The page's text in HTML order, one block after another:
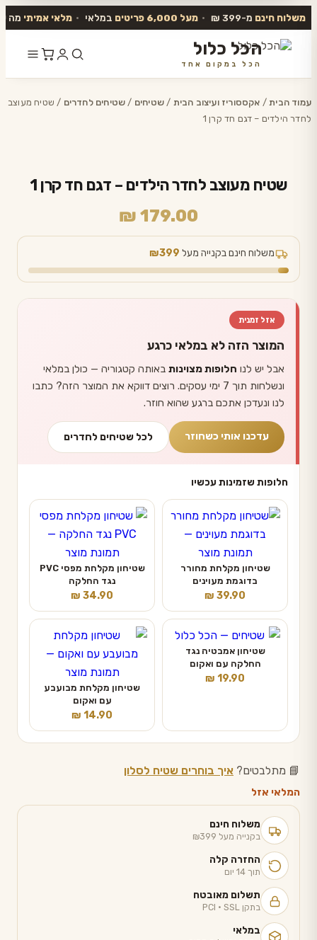
משלוח חינם מ-399 ₪ • מעל 6,000 פריטים במלאי • מלאי אמיתי מה
הכל כלול
הכל במקום אחד
לתוכן
עמוד הבית/ אקססוריז ועיצוב הבית /שטיחים / שטיחים לחדרים / שטיח מעוצב
לחדר הילדים – דגם חד קרן 1
שטיח מעוצב לחדר הילדים – דגם חד קרן 1
₪ 179.00
משלוח חינם בקנייה מעל ₪399
אזל זמנית
המוצר הזה לא במלאי כרגע
אבל יש לנו חלופות מצוינות באותה קטגוריה — כולן במלאי
ונשלחות תוך 7 ימי עסקים. רוצים דווקא את המוצר הזה? כתבו
לנו ונעדכן אתכם ברגע שהוא חוזר.
עדכנו אותי כשחוזר לכל שטיחים לחדרים
חלופות שזמינות עכשיו
שטיחון מקלחת מחורר
בדוגמת מעוינים
₪ 39.90
שטיחון מקלחת מפסי PVC
נגד החלקה
₪ 34.90
שטיחון אמבטיה נגד
החלקה עם ואקום
₪ 19.90
שטיחון מקלחת מבועבע
עם ואקום
₪ 14.90
📘 מתלבטים? איך בוחרים שטיח לסלון
המלאי אזל
משלוח חינם
בקנייה מעל ₪399
החזרה קלה
תוך 14 יום
תשלום מאובטח
בתקן PCI · SSL
במלאי